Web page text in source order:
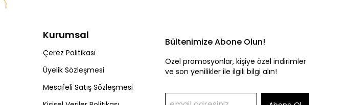
Kurumsal
Çerez Politikası
Üyelik Sözleşmesi
Mesafeli Satış Sözleşmesi
Bültenimize Abone Olun!
Özel promosyonlar, kişiye özel indirimler
ve son yenilikler ile ilgili bilgi alın!